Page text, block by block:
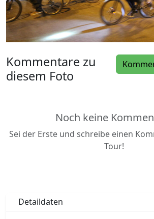
Kommentare zu
diesem Foto
Noch keine
Sei der Erste und schreibe einen
Tour!
Detaildaten